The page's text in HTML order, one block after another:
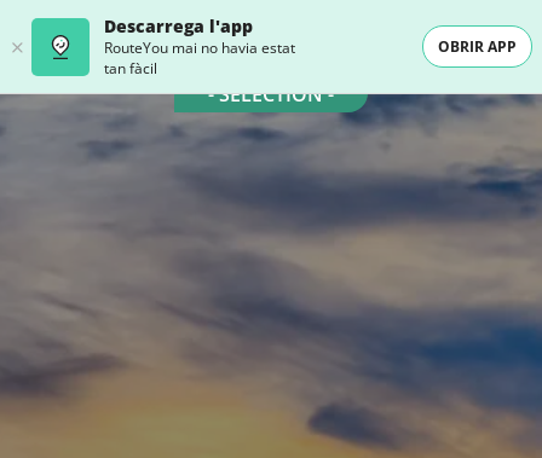
Descarrega l'app
RouteYou mai no havia estat
tan fàcil
OBRIR APP
- SELECTION -